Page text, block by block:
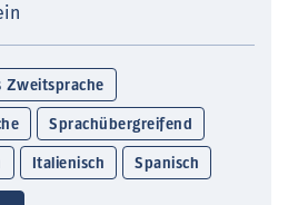
Zweitsprache
Sprachübergreifend
Italienisch Spanisch